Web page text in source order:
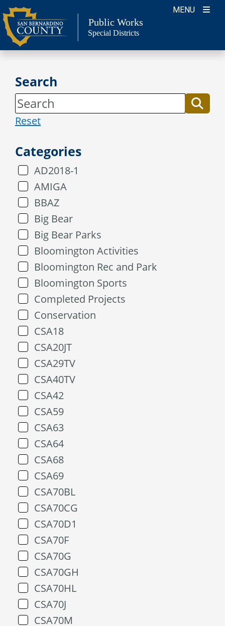
Skip
to
content
MENU
Public Works
Special Districts
Search
Reset
Categories
AD2018-1
AMIGA
BBAZ
Big Bear
Big Bear Parks
Bloomington Activities
Bloomington Rec and Park
Bloomington Sports
Completed Projects
Conservation
CSA18
CSA20JT
CSA29TV
CSA40TV
CSA42
CSA59
CSA63
CSA64
CSA68
CSA69
CSA70BL
CSA70CG
CSA70D1
CSA70F
CSA70G
CSA70GH
CSA70HL
CSA70J
CSA70M